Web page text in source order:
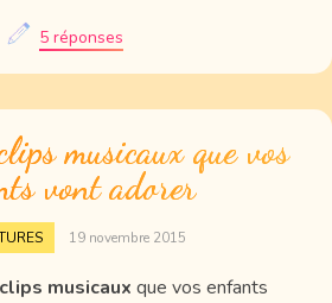
5 réponses
musicaux que vos
vont adorer
19 novembre 2015
musicaux que vos enfants